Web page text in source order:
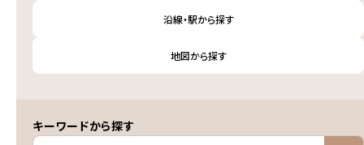
沿線・駅から探す
地図から探す
キーワードから探す